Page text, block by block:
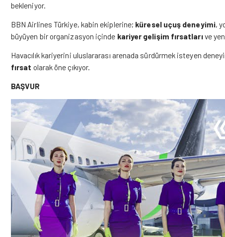
bekleniyor.
BBN Airlines Türkiye, kabin ekiplerine; küresel uçuş deneyimi,
büyüyen bir organizasyon içinde kariyer gelişim fırsatlarıve
Havacılık kariyerini uluslararası arenada sürdürmek isteyen
fırsat olarak öne çıkıyor.
BAŞVUR